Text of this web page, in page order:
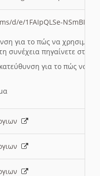
d/e/1FAIpQLSe-NSmBI-
για το πώς να
συνέχεια πηγαίνετε στο
για το πώς να